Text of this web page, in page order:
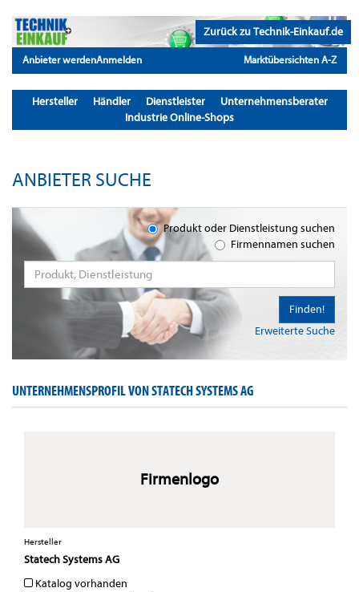
Zurück zu Technik-Einkauf.de
Anbieter werdenAnmelden Marktübersichten A-Z
Hersteller Händler Dienstleister
Unternehmensberater
Industrie Online-Shops
ANBIETER SUCHE
Produkt oder Dienstleistung suchen
Firmennamen suchen
Erweiterte Suche
Finden!
UNTERNEHMENSPROFIL VON STATECH SYSTEMS AG
Firmenlogo
Hersteller
Statech Systems AG
Katalog vorhanden